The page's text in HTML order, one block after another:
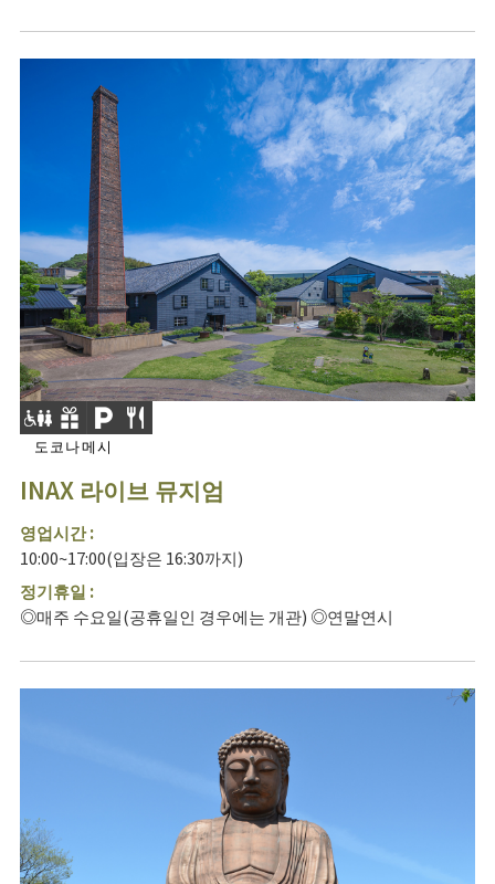
도코나메시
INAX 라이브 뮤지엄
영업시간 :
10:00~17:00(입장은 16:30까지)
정기휴일 :
◎매주 수요일(공휴일인 경우에는 개관) ◎연말연시